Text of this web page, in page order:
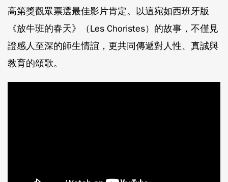
高第獎觀眾票選最佳影片肯定。以這宛如西班牙版
《放牛班的春天》（Les Choristes）的故事，不僅見
證感人至深的師生情誼，更共同傳遞對人性、真誠與
教育的頌歌。